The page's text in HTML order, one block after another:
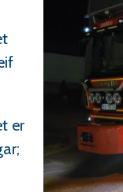
er